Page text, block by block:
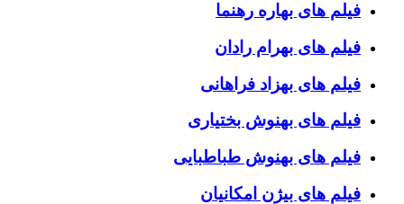
فیلم های بهاره رهنما
فیلم های بهرام رادان
فیلم های بهزاد فراهانی
فیلم های بهنوش بختیاری
فیلم های بهنوش طباطبایی
فیلم های بیژن امکانیان